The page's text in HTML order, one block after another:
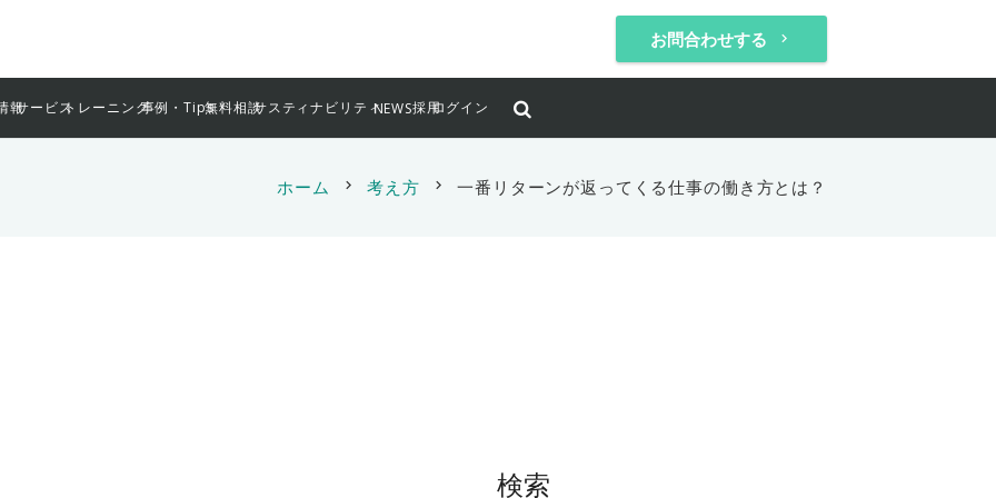
お問合わせする keyboard_arrow_right
報サービストレーニング事例・Tips無料相談サスティナビリティNEWS採用ログイン
ホーム chevron_right 考え方 chevron_right 一番リターンが返ってくる仕事の働き方とは？
検索